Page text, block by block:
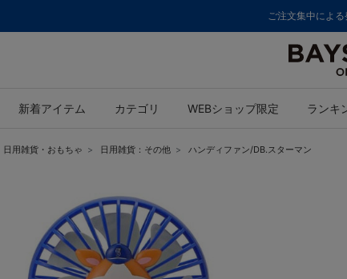
8,000円(税込)
新着アイテム カテゴリ WEBショップ限定 ランキ
日用雑貨・おもちゃ 日用雑貨：その他 ハンディファン/DB.スターマン